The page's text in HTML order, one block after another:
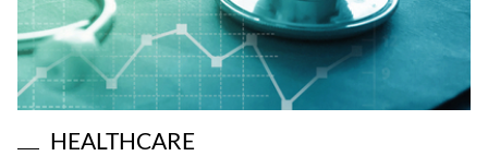
HEALTHCARE